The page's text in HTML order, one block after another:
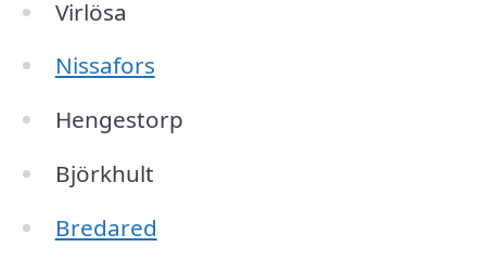
Virlösa
Nissafors
Hengestorp
Björkhult
Bredared